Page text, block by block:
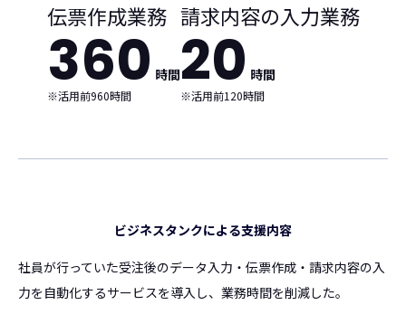
伝票作成業務
360 時間
※活用前960時間
請求内容の入力業務
20 時間
※活用前120時間
ビジネスタンクによる支援内容
社員が行っていた受注後のデータ入力・伝票作成・請求内容の入
力を自動化するサービスを導入し、業務時間を削減した。